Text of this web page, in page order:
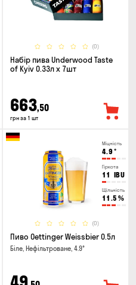
(0)
Набір пива Underwood Taste
of Kyiv 0.33л x 7шт
663,50
грн за 1 шт
Міцність
4.9 °
Гіркота
11 IBU
Щільність
11.5 %
(0)
Пиво Oettinger Weissbier 0.5л
Біле, Нефільтроване, 4.9°